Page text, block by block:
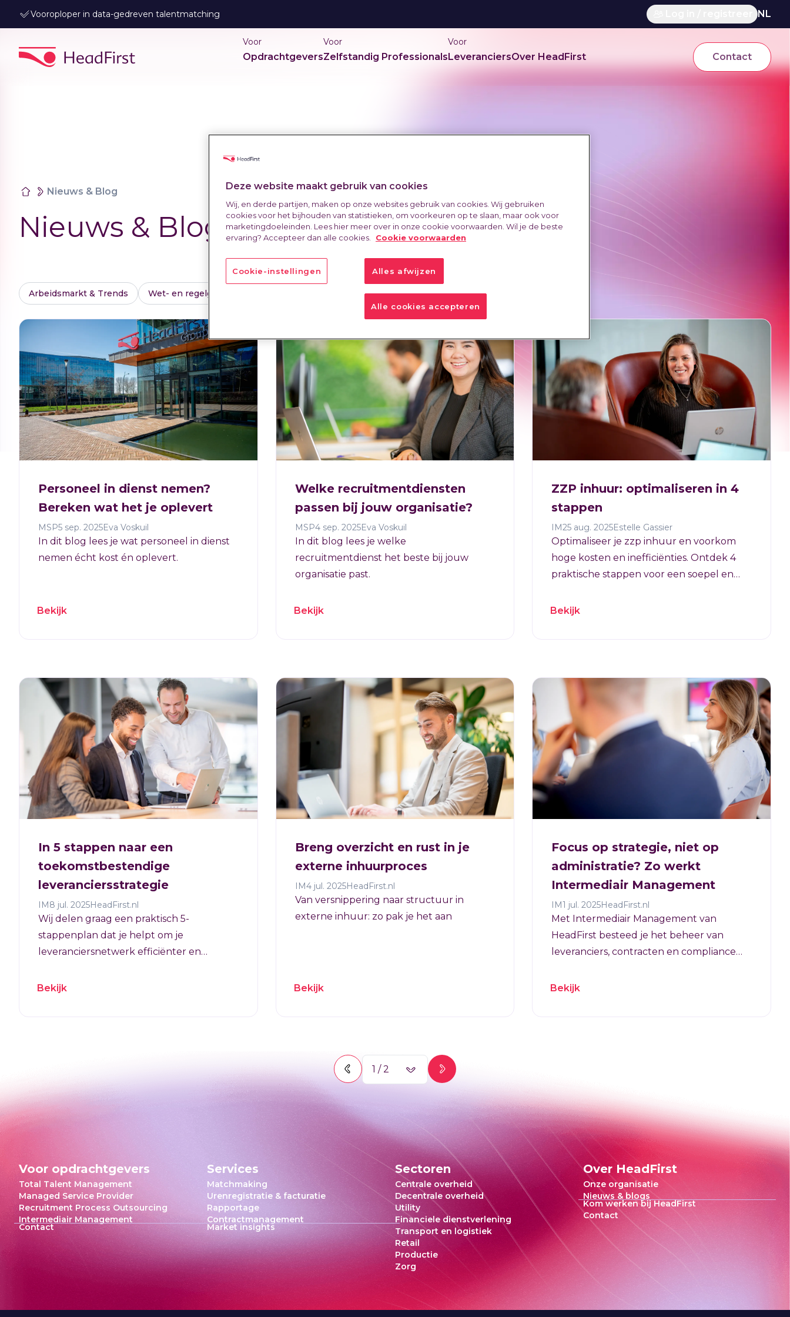
Vooroploper in data-gedreven talentmatching NL
Voor
Opdrachtgevers
Voor
Zelfstandig Professionals
Voor
LeveranciersOver HeadFirst Contact
Nieuws & Blog
Nieuws & Blog
Arbeidsmarkt & Trends Wet- en regelgeving TTM
Personeel in dienst nemen?
Bereken wat het je oplevert
MSP5 sep. 2025Eva Voskuil
In dit blog lees je wat personeel in dienst
nemen écht kost én oplevert.
Bekijk
Welke recruitmentdiensten
passen bij jouw organisatie?
MSP4 sep. 2025Eva Voskuil
In dit blog lees je welke
recruitmentdienst het beste bij jouw
organisatie past.
Bekijk
ZZP inhuur: optimaliseren in 4
stappen
IM25 aug. 2025Estelle Gassier
Optimaliseer je zzp inhuur en voorkom
hoge kosten en inefficiënties. Ontdek 4
praktische stappen voor een soepel en
Bekijk
In 5 stappen naar een
toekomstbestendige
leveranciersstrategie
IM8 jul. 2025HeadFirst.nl
Wij delen graag een praktisch 5-
stappenplan dat je helpt om je
leveranciersnetwerk efficiënter en
Bekijk
Breng overzicht en rust in je
externe inhuurproces
IM4 jul. 2025HeadFirst.nl
Van versnippering naar structuur in
externe inhuur: zo pak je het aan
Bekijk
Focus op strategie, niet op
administratie? Zo werkt
Intermediair Management
IM1 jul. 2025HeadFirst.nl
Met Intermediair Management van
HeadFirst besteed je het beheer van
leveranciers, contracten en compliance
externe inhuur.
Bekijk
1 /2
Voor opdrachtgevers
Total Talent Management
Managed Service Provider
Recruitment Process Outsourcing
Intermediair Management
Contact
Services
Matchmaking
Urenregistratie & facturatie
Rapportage
Contractmanagement
Market insights
Sectoren
Centrale overheid
Decentrale overheid
Utility
Financiele dienstverlening
Transport en logistiek
Retail
Productie
Zorg
Over HeadFirst
Onze organisatie
Nieuws & blogs
Kom werken bij HeadFirst
Contact
Deze website maakt gebruik van cookies
Wij, en derde partijen, maken op onze websites gebruik van cookies. Wij gebruiken
cookies voor het bijhouden van statistieken, om voorkeuren op te slaan, maar ook voor
marketingdoeleinden. Lees hier meer over in onze cookie voorwaarden. Wil je de beste
ervaring? Accepteer dan alle cookies.
Cookie voorwaarden
Cookie-instellingen Alles afwijzen
Alle cookies accepteren